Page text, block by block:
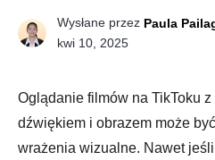
Wysłane przez Paula
kwi 10, 2025
Oglądanie filmów na TikToku
dźwiękiem i obrazem może
wrażenia wizualne. Nawet